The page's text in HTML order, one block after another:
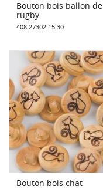
Bouton bois ballon de
rugby
408 27302 15 30
Bouton bois chat